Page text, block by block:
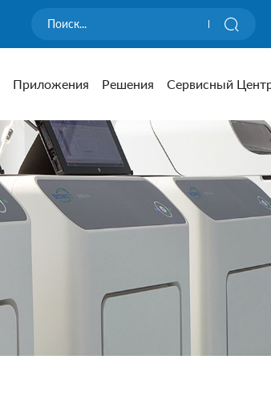
Приложения Решения Сервисный